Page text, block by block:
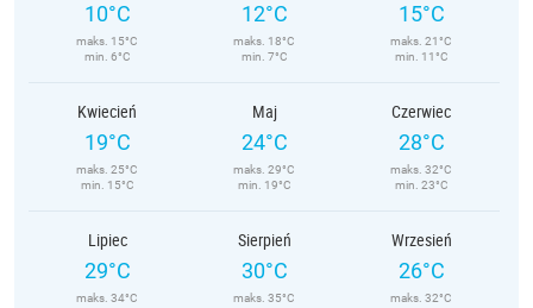
10°C
maks. 15°C
min. 6°C
12°C
maks. 18°C
min. 7°C
15°C
maks. 21°C
min. 11°C
Kwiecień
19°C
maks. 25°C
min. 15°C
Maj
24°C
maks. 29°C
min. 19°C
Czerwiec
28°C
maks. 32°C
min. 23°C
Lipiec
29°C
maks. 34°C
Sierpień
30°C
maks. 35°C
Wrzesień
26°C
maks. 32°C